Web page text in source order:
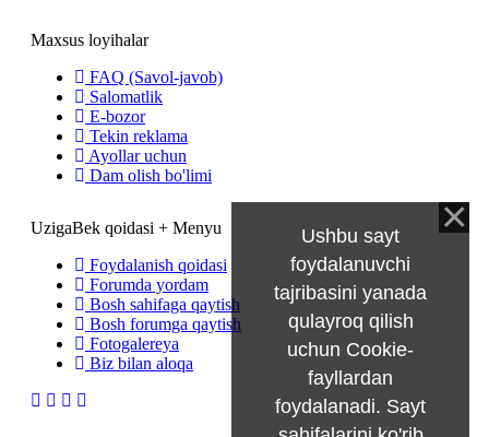
Maxsus loyihalar
FAQ (Savol-javob)
Salomatlik
E-bozor
Tekin reklama
Ayollar uchun
Dam olish bo'limi
UzigaBek qoidasi + Menyu
Foydalanish qoidasi
Forumda yordam
Bosh sahifaga qaytish
Bosh forumga qaytish
Fotogalereya
Biz bilan aloqa
Ushbu sayt
foydalanuvchi
tajribasini yanada
qulayroq qilish
uchun Cookie-
fayllardan
foydalanadi. Sayt